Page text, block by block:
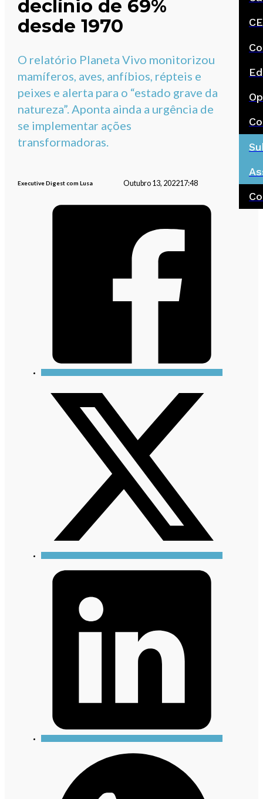
declínio de 69%
desde 1970
O relatório Planeta Vivo monitorizou
mamíferos, aves, anfíbios, répteis e
peixes e alerta para o “estado grave da
natureza”. Aponta ainda a urgência de
se implementar ações
transformadoras.
Executive Digest com Lusa Outubro 13, 202217:48